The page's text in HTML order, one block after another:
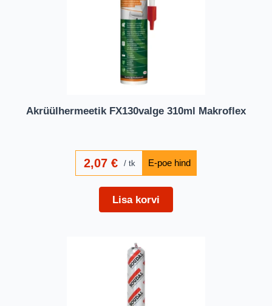
Akrüülhermeetik FX130valge 310ml Makroflex
2,07€ tk
Lisa korvi